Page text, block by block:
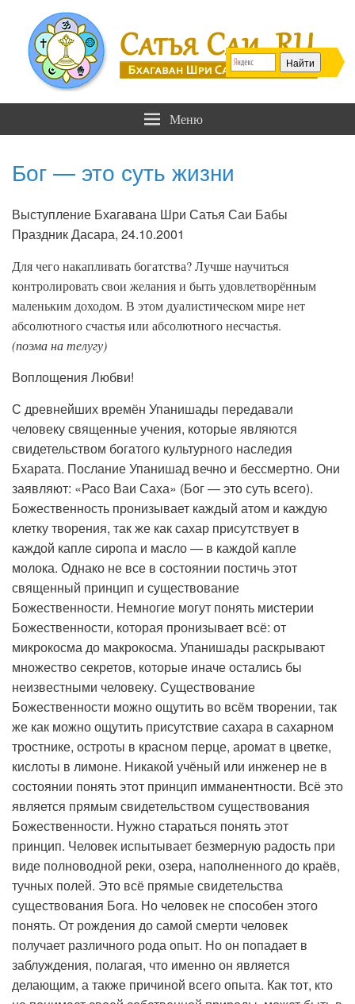
Сатья Саи .RU Меню
Бог — это суть жизни
Выступление Бхагавана Шри Сатья Саи Бабы
Праздник Дасара, 24.10.2001
Для чего накапливать богатства? Лучше научиться
контролировать свои желания и быть удовлетворённым
маленьким доходом. В этом дуалистическом мире нет
абсолютного счастья или абсолютного несчастья.
(поэма на телугу)
Воплощения Любви!
С древнейших времён Упанишады передавали
человеку священные учения, которые являются
свидетельством богатого культурного наследия
Бхарата. Послание Упанишад вечно и бессмертно. Они
заявляют: «Расо Ваи Саха» (Бог — это суть всего).
Божественность пронизывает каждый атом и каждую
клетку творения, так же как сахар присутствует в
каждой капле сиропа и масло — в каждой капле
молока. Однако не все в состоянии постичь этот
священный принцип и существование
Божественности. Немногие могут понять мистерии
Божественности, которая пронизывает всё: от
микрокосма до макрокосма. Упанишады раскрывают
множество секретов, которые иначе остались бы
неизвестными человеку. Существование
Божественности можно ощутить во всём творении, так
же как можно ощутить присутствие сахара в сахарном
тростнике, остроты в красном перце, аромат в цветке,
кислоты в лимоне. Никакой учёный или инженер не в
состоянии понять этот принцип имманентности. Всё это
является прямым свидетельством существования
Божественности. Нужно стараться понять этот
принцип. Человек испытывает безмерную радость при
виде полноводной реки, озера, наполненного до краёв,
тучных полей. Это всё прямые свидетельства
существования Бога. Но человек не способен этого
понять. От рождения до самой смерти человек
получает различного рода опыт. Но он попадает в
заблуждения, полагая, что именно он является
делающим, а также причиной всего опыта. Как тот, кто